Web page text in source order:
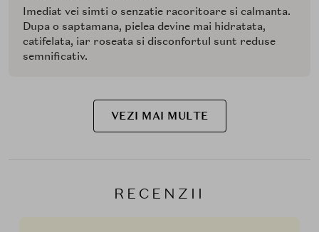
Imediat vei simti o senzatie racoritoare si calmanta.
Dupa o saptamana, pielea devine mai hidratata,
catifelata, iar roseata si disconfortul sunt reduse
semnificativ.
VEZI MAI MULTE
RECENZII